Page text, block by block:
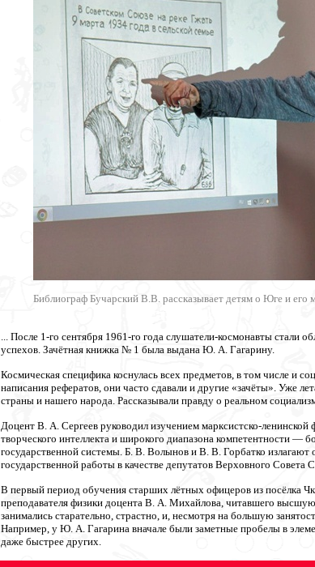
Библиограф Бучарский В.В. рассказывает детям о Юге и его
... После 1-го сентября 1961-го года слушатели-космонавты стали
успехов. Зачётная книжка № 1 была выдана Ю. А. Гагарину.
Космическая специфика коснулась всех предметов, в том числе и
написания рефератов, они часто сдавали и другие «зачёты». Уже
страны и нашего народа. Рассказывали правду о реальном
Доцент В. А. Сергеев руководил изучением марксистско-ленинской
творческого интеллекта и широкого диапазона компетентности —
государственной системы. Б. В. Волынов и В. В. Горбатко
государственной работы в качестве депутатов Верховного
В первый период обучения старших лётных офицеров из посёлка
преподавателя физики доцента В. А. Михайлова, читавшего
занимались старательно, страстно, и, несмотря на большую
Например, у Ю. А. Гагарина вначале были заметные пробелы в
даже быстрее других.